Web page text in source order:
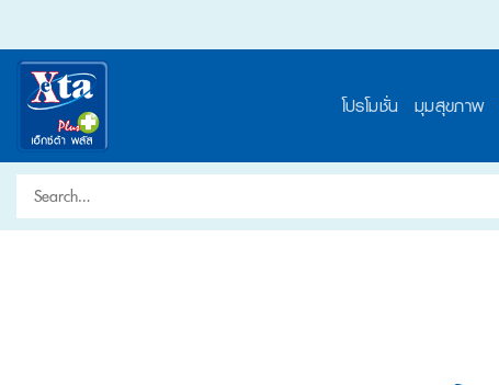
content
โปรโมชั่น มุมสุขภาพ
Search
for: